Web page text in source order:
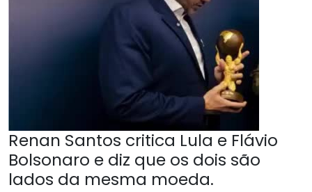
Renan Santos critica Lula e Flávio
Bolsonaro e diz que os dois são
lados da mesma moeda.